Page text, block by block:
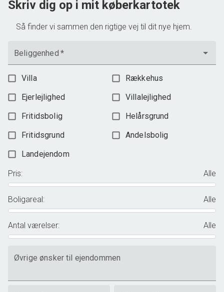
Skriv dig op i mit køberkartotek
Så finder vi sammen den rigtige vej til dit nye hjem.
Beliggenhed *
Villa
Rækkehus
Ejerlejlighed
Villalejlighed
Fritidsbolig
Helårsgrund
Fritidsgrund
Andelsbolig
Landejendom
Pris: Alle
Boligareal: Alle
Antal værelser: Alle
Øvrige ønsker til ejendommen